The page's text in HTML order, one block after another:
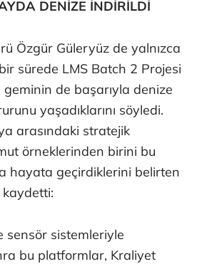
DENİZE İNDİRİLDİ
Özgür Güleryüz de yalnızca
sürede LMS Batch 2 Projesi
geminin de başarıyla denize
yaşadıklarını söyledi.
arasındaki stratejik
örneklerinden birini bu
hayata geçirdiklerini belirten
kaydetti:
sensör sistemleriyle
bu platformlar, Kraliyet